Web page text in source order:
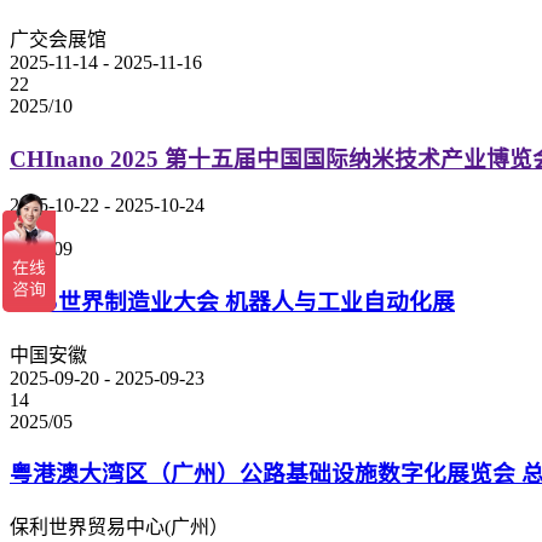
广交会展馆
2025-11-14 - 2025-11-16
22
2025/10
CHInano 2025 第十五届中国国际纳米技术产业博览
2025-10-22 - 2025-10-24
20
2025/09
2025世界制造业大会 机器人与工业自动化展
中国安徽
2025-09-20 - 2025-09-23
14
2025/05
粤港澳大湾区（广州）公路基础设施数字化展览会
保利世界贸易中心(广州）